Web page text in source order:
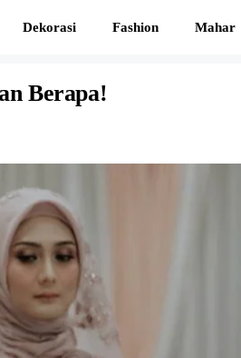
Dekorasi Fashion Mahar
Berapa!